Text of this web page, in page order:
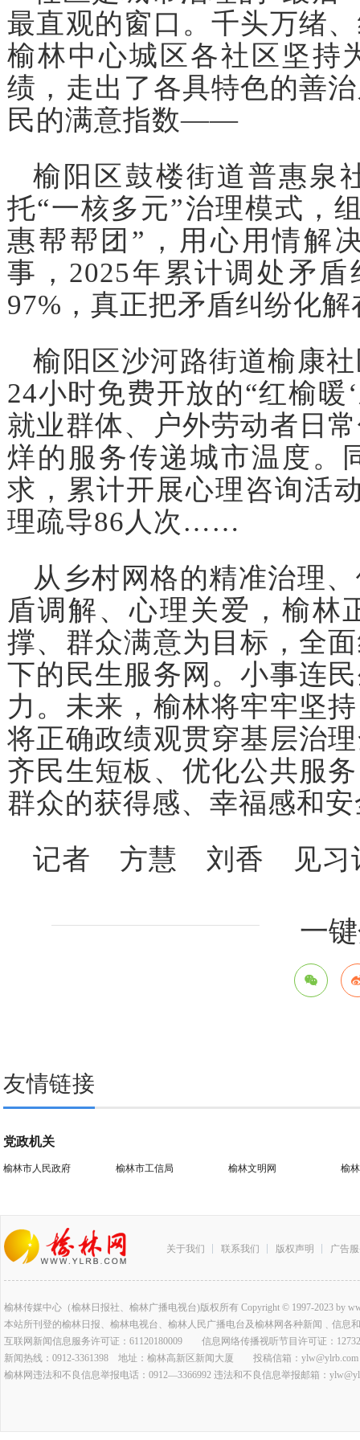
最直观的窗口。千头万绪
榆林中心城区各社区坚持
绩，走出了各具特色的善
民的满意指数——
榆阳区鼓楼街道普惠泉
托“一核多元”治理模式，
惠帮帮团”，用心用情解
事，2025年累计调处矛
97%，真正把矛盾纠纷化
榆阳区沙河路街道榆康
24小时免费开放的“红榆暖
就业群体、户外劳动者日
烊的服务传递城市温度。
求，累计开展心理咨询活
理疏导86人次……
从乡村网格的精准治理
盾调解、心理关爱，榆林
撑、群众满意为目标，全
下的民生服务网。小事连
力。未来，榆林将牢牢坚
将正确政绩观贯穿基层治
齐民生短板、优化公共服
群众的获得感、幸福感和
记者 方慧 刘香 见习
一
友情链接
党政机关
榆林市人民政府 榆林市工信局 榆林文明网 榆
关于我们 联系我们 版权声明 广告
榆林传媒中心（榆林日报社、榆林广播电视台)版权所有 Copyright © 1997-2023 by
本站所刊登的榆林日报、榆林电视台、榆林人民广播电台及榆林网各种新闻﹑信
互联网新闻信息服务许可证：61120180009 信息网络传播视听节目许可证：
新闻热线：0912-3361398 地址：榆林高新区新闻大厦 投稿信箱：ylw@ylrb.com
榆林网违法和不良信息举报电话：0912—3366992 违法和不良信息举报邮箱：